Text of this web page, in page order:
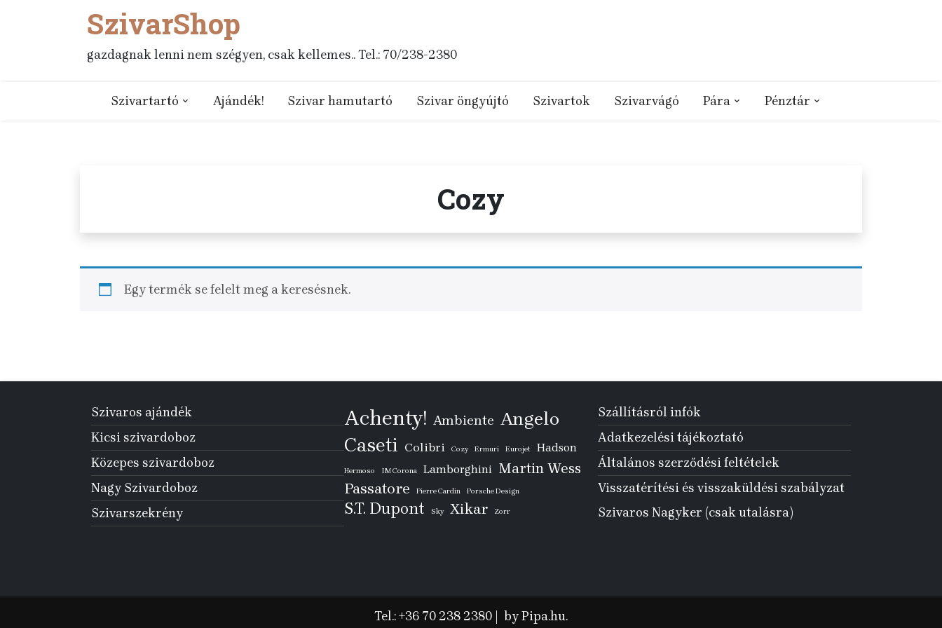
SzivarShop
gazdagnak lenni nem szégyen, csak kellemes.. Tel.: 70/238-2380
Szivartartó Ajándék! Szivar hamutartó Szivar öngyújtó Szivartok Szivarvágó Pára Pénztár
Cozy
Egy termék se felelt meg a keresésnek.
Szivaros ajándék
Kicsi szivardoboz
Közepes szivardoboz
Nagy Szivardoboz
Szivarszekrény
Achenty! Ambiente Angelo
Caseti Colibri Cozy Ermuri Eurojet Hadson
Hermoso IM Corona Lamborghini Martin Wess
Passatore Pierre Cardin Porsche Design
S.T. Dupont Sky Xikar Zorr
Szállításról infók
Adatkezelési tájékoztató
Általános szerződési feltételek
Visszatérítési és visszaküldési szabályzat
Szivaros Nagyker (csak utalásra)
Tel.: +36 70 238 2380 by Pipa.hu.